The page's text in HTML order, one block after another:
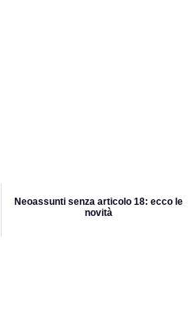
Neoassunti senza articolo 18: ecco le
novità